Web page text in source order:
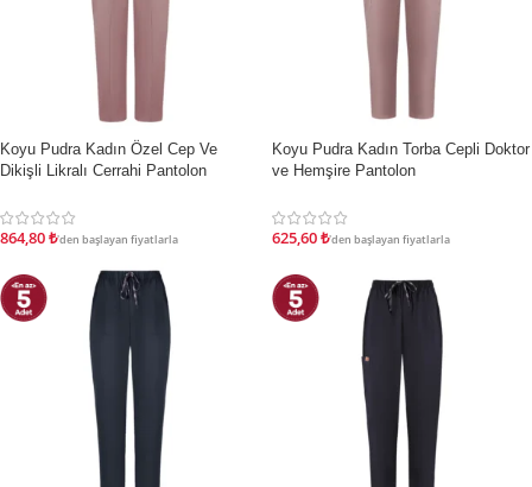
İNDIRIM
Koyu Pudra Kadın Özel Cep Ve
Dikişli Likralı Cerrahi Pantolon
864,80₺'den başlayan fiyatlarla
İNDIRIM
Koyu Pudra Kadın Torba Cepli Doktor
ve Hemşire Pantolon
625,60₺'den başlayan fiyatlarla